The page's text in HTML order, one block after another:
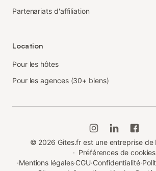
Partenariats d'affiliation
Location
Pour les hôtes
Pour les agences (30+ biens)
© 2026 Gites.fr est une entreprise de
· Préférences de cookies
·Mentions légales·CGU·Confidentialité·